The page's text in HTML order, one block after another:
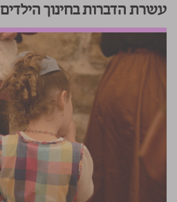
עשרת הדברות בחינוך הילדים